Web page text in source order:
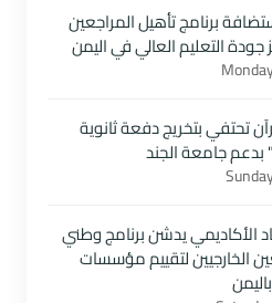
برنامج تأهيل المراجعين
جودة التعليم العالي في اليمن
تحتفي بتخريج دفعة ثانوية
بدعم جامعة الجند
الأكاديمي يدشن برنامج وطني
الخارجيين لتقييم مؤسسات